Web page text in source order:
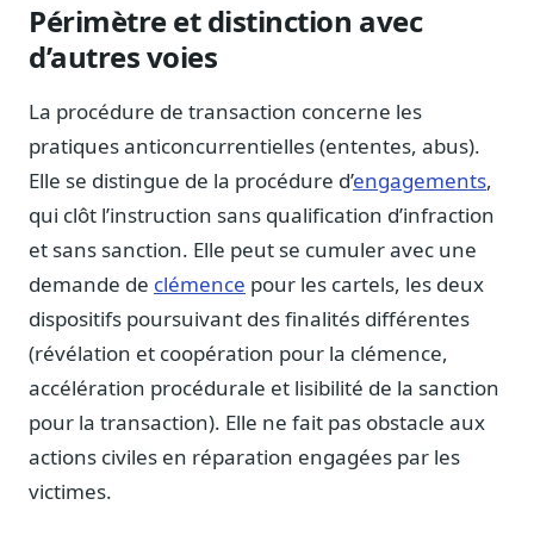
17 guides sur le Parlement, la procédure, le plaidoyer
Blog & Podcast Hémicycle
Lexique parlementaire
1027 termes expliqués
Glossaire affaires publiques
Sources couvertes
Nouveautés produit
Le changelog mensuel
Ils utilisent Legiwatch
Qui sommes-nous
Périmètre et distinction avec
d’autres voies
La procédure de transaction concerne les
pratiques anticoncurrentielles (ententes, abus).
Elle se distingue de la procédure d’engagements,
qui clôt l’instruction sans qualification d’infraction
et sans sanction. Elle peut se cumuler avec une
demande de clémence pour les cartels, les deux
dispositifs poursuivant des finalités différentes
(révélation et coopération pour la clémence,
accélération procédurale et lisibilité de la sanction
pour la transaction). Elle ne fait pas obstacle aux
actions civiles en réparation engagées par les
victimes.